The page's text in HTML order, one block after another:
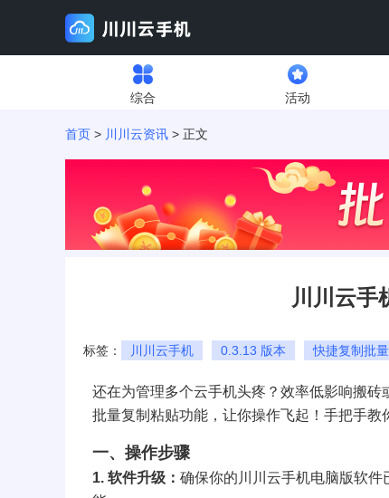
综合 活动
首页 > 川川云资讯 > 正文
川川云手
标签： 川川云手机 0.3.13 版本 快捷复制批
还在为管理多个云手机头疼？效率低影响搬
批量复制粘贴功能，让你操作飞起！手把手教
一、操作步骤
1. 软件升级： 确保你的川川云手机电脑版软件